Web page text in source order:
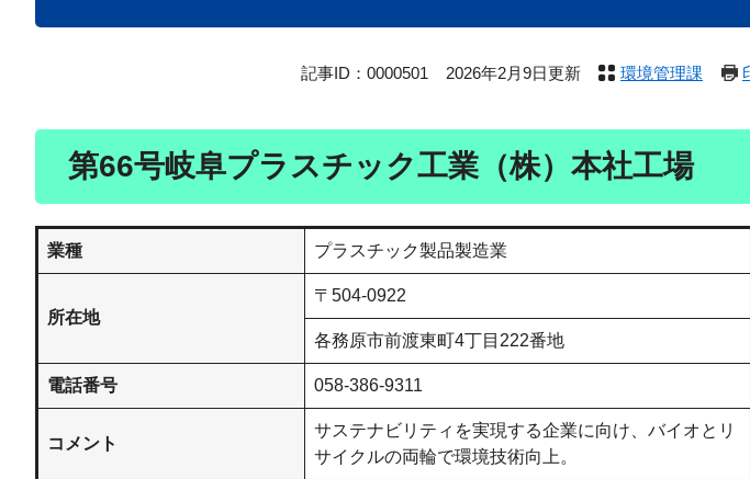
記事ID：0000501 2026年2月9日更新 環境管理課
第66号岐阜プラスチック工業（株）本社工場
業種 プラスチック製品製造業
所在地
〒504-0922
各務原市前渡東町4丁目222番地
電話番号 058-386-9311
コメント
サステナビリティを実現する企業に向け、バイオとリ
サイクルの両輪で環境技術向上。